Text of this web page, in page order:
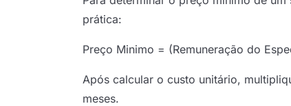
prática:
Preço Minimo = (Remuneração do
Após calcular o custo unitário,
meses.